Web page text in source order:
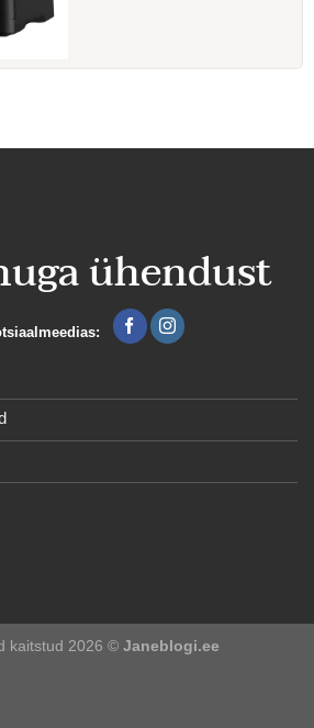
ühendust
kaitstud 2026 © Janeblogi.ee